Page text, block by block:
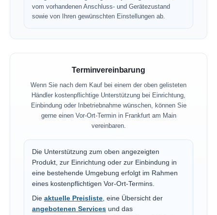
vom vorhandenen Anschluss- und Gerätezustand
sowie von Ihren gewünschten Einstellungen ab.
Terminvereinbarung
Wenn Sie nach dem Kauf bei einem der oben gelisteten
Händler kostenpflichtige Unterstützung bei Einrichtung,
Einbindung oder Inbetriebnahme wünschen, können Sie
gerne einen Vor-Ort-Termin in Frankfurt am Main
vereinbaren.
Die Unterstützung zum oben angezeigten
Produkt, zur Einrichtung oder zur Einbindung in
eine bestehende Umgebung erfolgt im Rahmen
eines kostenpflichtigen Vor-Ort-Termins.
Die aktuelle Preisliste , eine Übersicht der
angebotenen Services und das